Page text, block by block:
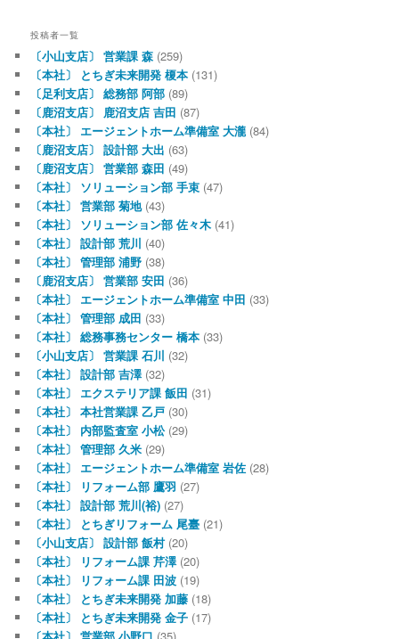
投稿者一覧
〔小山支店〕 営業課 森 (259)
〔本社〕 とちぎ未来開発 榎本 (131)
〔足利支店〕 総務部 阿部 (89)
〔鹿沼支店〕 鹿沼支店 吉田 (87)
〔本社〕 エージェントホーム準備室 大瀧(84)
〔鹿沼支店〕 設計部 大出 (63)
〔鹿沼支店〕 営業部 森田 (49)
〔本社〕 ソリューション部 手束 (47)
〔本社〕 営業部 菊地(43)
〔本社〕 ソリューション部 佐々木 (41)
〔本社〕 設計部 荒川 (40)
〔本社〕 管理部 浦野 (38)
〔鹿沼支店〕 営業部 安田 (36)
〔本社〕 エージェントホーム準備室 中田 (33)
〔本社〕 管理部 成田 (33)
〔本社〕 総務事務センター 橋本 (33)
〔小山支店〕 営業課 石川 (32)
〔本社〕 設計部 吉澤(32)
〔本社〕 エクステリア課 飯田 (31)
〔本社〕 本社営業課 乙戸 (30)
〔本社〕 内部監査室 小松(29)
〔本社〕 管理部 久米 (29)
〔本社〕 エージェントホーム準備室 岩佐 (28)
〔本社〕 リフォーム部 鷹羽 (27)
〔本社〕 設計部 荒川(裕) (27)
〔本社〕 とちぎリフォーム 尾臺 (21)
〔小山支店〕 設計部 飯村(20)
〔本社〕 リフォーム課 芹澤(20)
〔本社〕 リフォーム課 田波 (19)
〔本社〕 とちぎ未来開発 加藤 (18)
〔本社〕 とちぎ未来開発 金子 (17)